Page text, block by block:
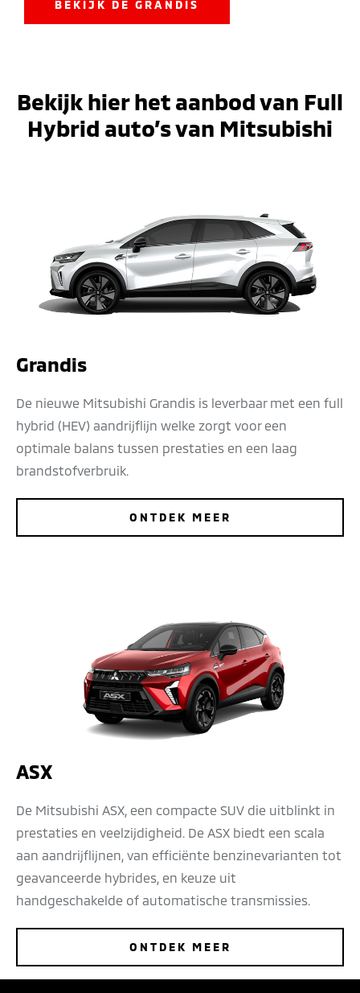
BEKIJK DE GRANDIS
Bekijk hier het aanbod van Full
Hybrid auto’s van Mitsubishi
Grandis
De nieuwe Mitsubishi Grandis is leverbaar met een full
hybrid (HEV) aandrijflijn welke zorgt voor een
optimale balans tussen prestaties en een laag
brandstofverbruik.
ONTDEK MEER
ASX
De Mitsubishi ASX, een compacte SUV die uitblinkt in
prestaties en veelzijdigheid. De ASX biedt een scala
aan aandrijflijnen, van efficiënte benzinevarianten tot
geavanceerde hybrides, en keuze uit
handgeschakelde of automatische transmissies.
ONTDEK MEER